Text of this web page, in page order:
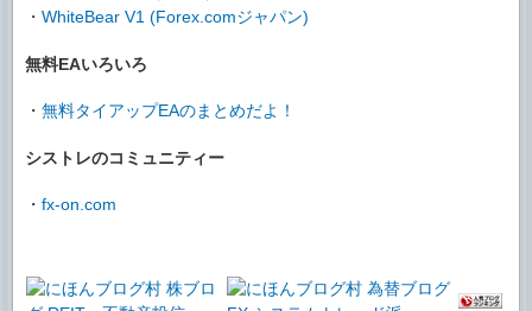
・ WhiteBear V1 (Forex.comジャパン)
無料EAいろいろ
・ 無料タイアップEAのまとめだよ！
シストレのコミュニティー
・ fx-on.com